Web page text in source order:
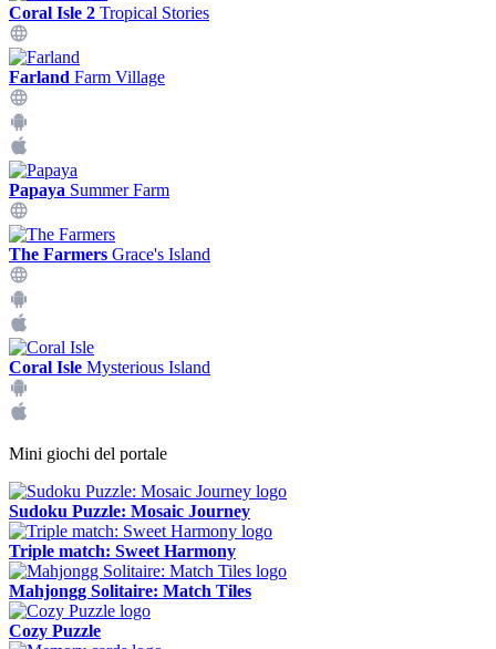
Coral Isle 2 Tropical Stories
Farland Farm Village
Papaya Summer Farm
The Farmers Grace's Island
Coral Isle Mysterious Island
Mini giochi del portale
Sudoku Puzzle: Mosaic Journey
Triple match: Sweet Harmony
Mahjongg Solitaire: Match Tiles
Cozy Puzzle